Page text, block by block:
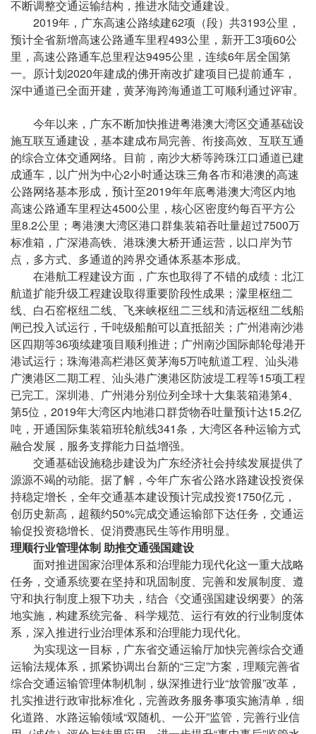
不断调整交通运输结构，推进水陆交通建设。
2019年，广东高速公路续建62项（段）共3193公里，
预计全省新增高速公路通车里程493公里，新开工3项60公
里，高速公路通车总里程达9495公里，连续6年居全国第
一。原计划2020年建成的佛开南改扩建项目已提前通车，
深中通道已全面开建，黄茅海跨海通道工可顺利通过评审。
今年以来，广东不断加快推进粤港澳大湾区交通基础设
施互联互通建设，基本建成布局完善、衔接高效、互联互通
的综合立体交通网络。目前，南沙大桥等跨珠江口通道已建
成通车，以广州为中心2小时通达珠三角各市和港澳的高速
公路网络基本形成，预计至2019年年底粤港澳大湾区内地
高速公路通车里程达4500公里，核心区密度约每百平方公
里8.2公里；粤港澳大湾区港口群集装箱吞吐量超过7500万
标准箱，广深港高铁、港珠澳大桥开通运营，以口岸为节
点，多方式、多通道的跨界交通体系基本形成。
在港航工程建设方面，广东也取得了不错的成绩：北江
航道扩能升级工程建设取得重要阶段性成果；濛里枢纽二
线、白石窑枢纽二线、飞来峡枢纽二三线和清远枢纽二线船
闸已投入试运行，千吨级船舶可以直抵韶关；广州港南沙港
区四期等36项续建项目顺利推进；广州南沙国际邮轮母港开
港试运行；珠海港高栏港区黄茅海5万吨航道工程、汕头港
广澳港区二期工程、汕头港广澳港区防波堤工程等15项工程
已完工。深圳港、广州港分别位列全球十大集装箱港第4、
第5位，2019年大湾区内地港口群货物吞吐量预计达15.2亿
吨，开通国际集装箱班轮航线341条，大湾区各种运输方式
融合发展，服务支撑能力日益增强。
交通基础设施稳步建设为广东经济社会持续发展提供了
源源不竭的动能。据了解，今年广东省公路水路建设投资保
持稳定增长，全年交通基本建设预计完成投资1750亿元，
创历史新高，超额约50%完成交通运输部下达任务，交通运
输促投资稳增长、促消费惠民生等作用明显。
理顺行业管理体制 助推交通强国建设
面对推进国家治理体系和治理能力现代化这一重大战略
任务，交通系统要在坚持和巩固制度、完善和发展制度、遵
守和执行制度上狠下功夫，结合《交通强国建设纲要》的落
地实施，构建系统完备、科学规范、运行有效的行业制度体
系，深入推进行业治理体系和治理能力现代化。
为实现这一目标，广东省交通运输厅加快完善综合交通
运输法规体系，抓紧协调出台新的“三定”方案，理顺完善省
综合交通运输管理体制机制，纵深推进行业“放管服”改革，
扎实推进行政审批标准化，完善政务服务事项实施清单，细
化道路、水路运输领域“双随机、一公开”监管，完善行业信